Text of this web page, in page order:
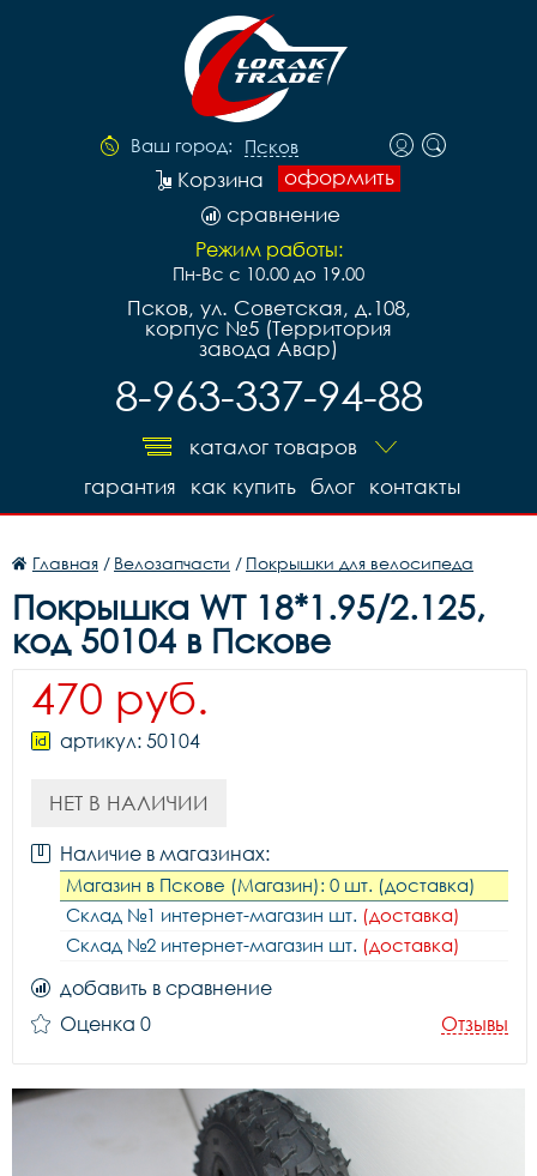
Ваш город: Псков
оформить
Корзина
сравнение
Режим работы:
Пн-Вс с 10.00 до 19.00
Псков, ул. Советская, д.108,
корпус №5 (Территория
завода Авар)
8-963-337-94-88
каталог товаров
контакты
блог
как купить
гарантия
Главная / Велозапчасти / Покрышки для велосипеда
Покрышка WT 18*1.95/2.125,
код 50104 в Пскове
470 руб.
артикул: 50104
НЕТ В НАЛИЧИИ
Наличие в магазинах:
Магазин в Пскове (Магазин): 0 шт. (доставка)
Склад №1 интернет-магазин шт. (доставка)
Склад №2 интернет-магазин шт. (доставка)
добавить в сравнение
Оценка 0
Отзывы